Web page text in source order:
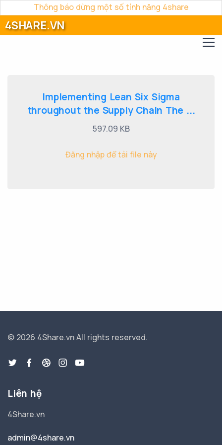
Thông báo dừng một số tính năng 4share
4SHARE.VN
Implementing Lean Six Sigma
throughout the Supply Chain The ...
597.09 KB
Đăng nhập để tải file này
© 2026 4Share.vnAll rights reserved.
Liên hệ
4Share.vn
admin@4share.vn